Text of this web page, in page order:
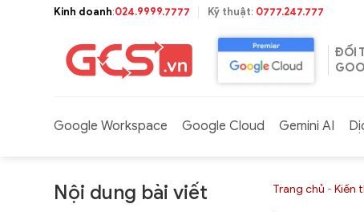
Kinh doanh:024.9999.7777 Kỹ thuật: 0777.247.777
ĐỐI
Google Workspace Google Cloud Gemini AI
Nội dung bài viết Trang chủ -Kiến